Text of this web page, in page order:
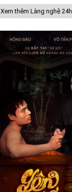
Xem thêm Làng nghệ 24h